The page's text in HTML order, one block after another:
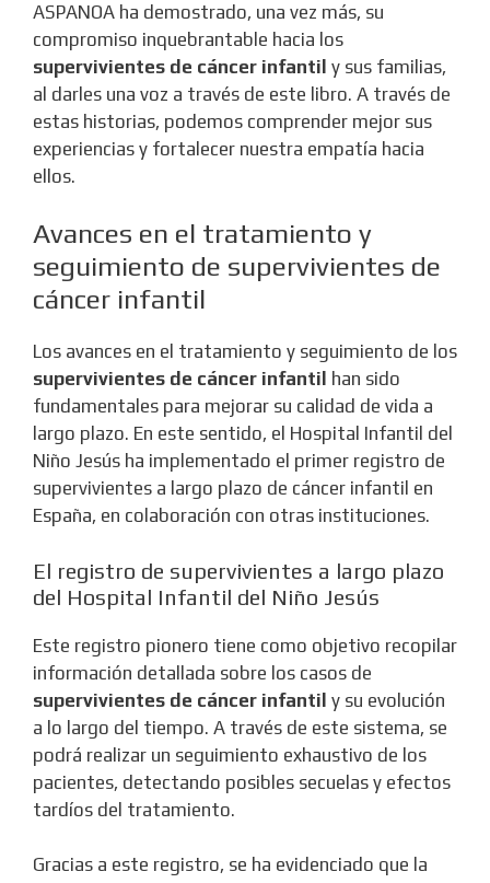
ASPANOA ha demostrado, una vez más, su
compromiso inquebrantable hacia los
supervivientes de cáncer infantil y sus familias,
al darles una voz a través de este libro. A través de
estas historias, podemos comprender mejor sus
experiencias y fortalecer nuestra empatía hacia
ellos.
Avances en el tratamiento y
seguimiento de supervivientes de
cáncer infantil
Los avances en el tratamiento y seguimiento de los
supervivientes de cáncer infantil han sido
fundamentales para mejorar su calidad de vida a
largo plazo. En este sentido, el Hospital Infantil del
Niño Jesús ha implementado el primer registro de
supervivientes a largo plazo de cáncer infantil en
España, en colaboración con otras instituciones.
El registro de supervivientes a largo plazo
del Hospital Infantil del Niño Jesús
Este registro pionero tiene como objetivo recopilar
información detallada sobre los casos de
supervivientes de cáncer infantil y su evolución
a lo largo del tiempo. A través de este sistema, se
podrá realizar un seguimiento exhaustivo de los
pacientes, detectando posibles secuelas y efectos
tardíos del tratamiento.
Gracias a este registro, se ha evidenciado que la